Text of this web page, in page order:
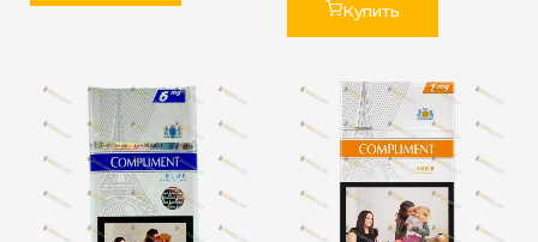
Купить